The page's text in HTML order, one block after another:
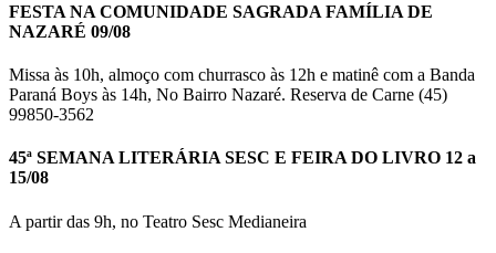
FESTA NA COMUNIDADE SAGRADA FAMÍLIA DE
NAZARÉ 09/08
Missa às 10h, almoço com churrasco às 12h e matinê com a Banda
Paraná Boys às 14h, No Bairro Nazaré. Reserva de Carne (45)
99850-3562
45ª SEMANA LITERÁRIA SESC E FEIRA DO LIVRO 12 a
15/08
A partir das 9h, no Teatro Sesc Medianeira